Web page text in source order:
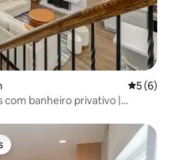
5 de
5 (6)
com banheiro privativo |
dos hóspedes